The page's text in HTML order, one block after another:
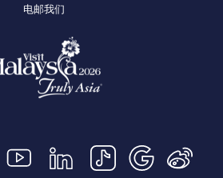
电邮我们